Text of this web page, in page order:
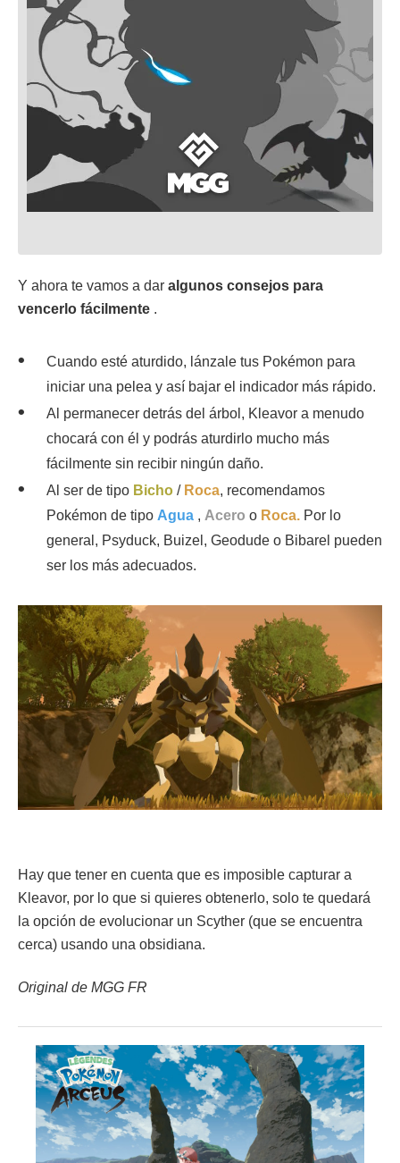
Y ahora te vamos a dar algunos consejos para
vencerlo fácilmente .
Cuando esté aturdido, lánzale tus Pokémon para
iniciar una pelea y así bajar el indicador más rápido.
Al permanecer detrás del árbol, Kleavor a menudo
chocará con él y podrás aturdirlo mucho más
fácilmente sin recibir ningún daño.
Al ser de tipo Bicho / Roca, recomendamos
Pokémon de tipo Agua , Acero o Roca. Por lo
general, Psyduck, Buizel, Geodude o Bibarel pueden
ser los más adecuados.
Hay que tener en cuenta que es imposible capturar a
Kleavor, por lo que si quieres obtenerlo, solo te quedará
la opción de evolucionar un Scyther (que se encuentra
cerca) usando una obsidiana.
Original de MGG FR